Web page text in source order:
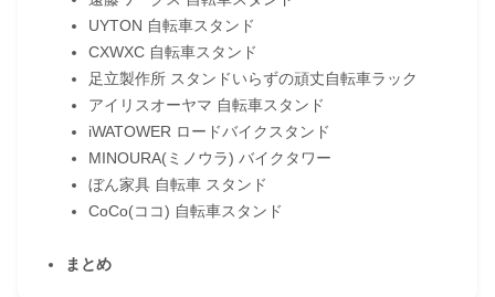
UYTON 自転車スタンド
CXWXC 自転車スタンド
足立製作所 スタンドいらずの頑丈自転車ラック
アイリスオーヤマ 自転車スタンド
iWATOWER ロードバイクスタンド
MINOURA(ミノウラ) バイクタワー
ぼん家具 自転車 スタンド
CoCo(ココ) 自転車スタンド
まとめ